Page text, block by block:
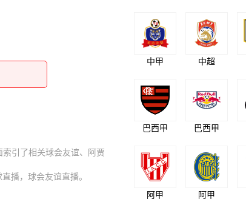
引了相关球会友谊、阿贾
播，球会友谊直播。
中甲 中超
巴西甲 巴西甲
阿甲 阿甲